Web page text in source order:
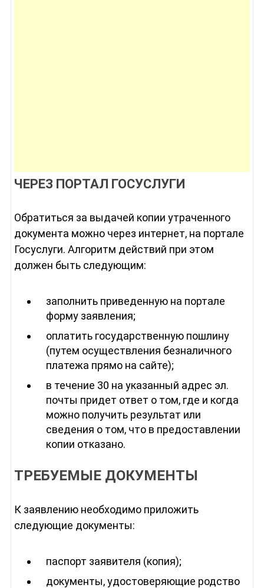
ЧЕРЕЗ ПОРТАЛ ГОСУСЛУГИ
Обратиться за выдачей копии утраченного
документа можно через интернет, на портале
Госуслуги. Алгоритм действий при этом
должен быть следующим:
заполнить приведенную на портале
форму заявления;
оплатить государственную пошлину
(путем осуществления безналичного
платежа прямо на сайте);
в течение 30 на указанный адрес эл.
почты придет ответ о том, где и когда
можно получить результат или
сведения о том, что в предоставлении
копии отказано.
ТРЕБУЕМЫЕ ДОКУМЕНТЫ
К заявлению необходимо приложить
следующие документы:
паспорт заявителя (копия);
документы, удостоверяющие родство